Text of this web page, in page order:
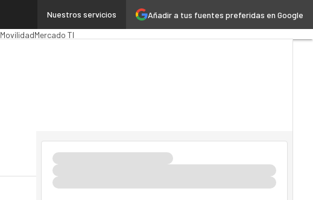
Añadir a tus fuentes preferidas en Google
Nuestros servicios
MarTechCloud
MovilidadMercado TI